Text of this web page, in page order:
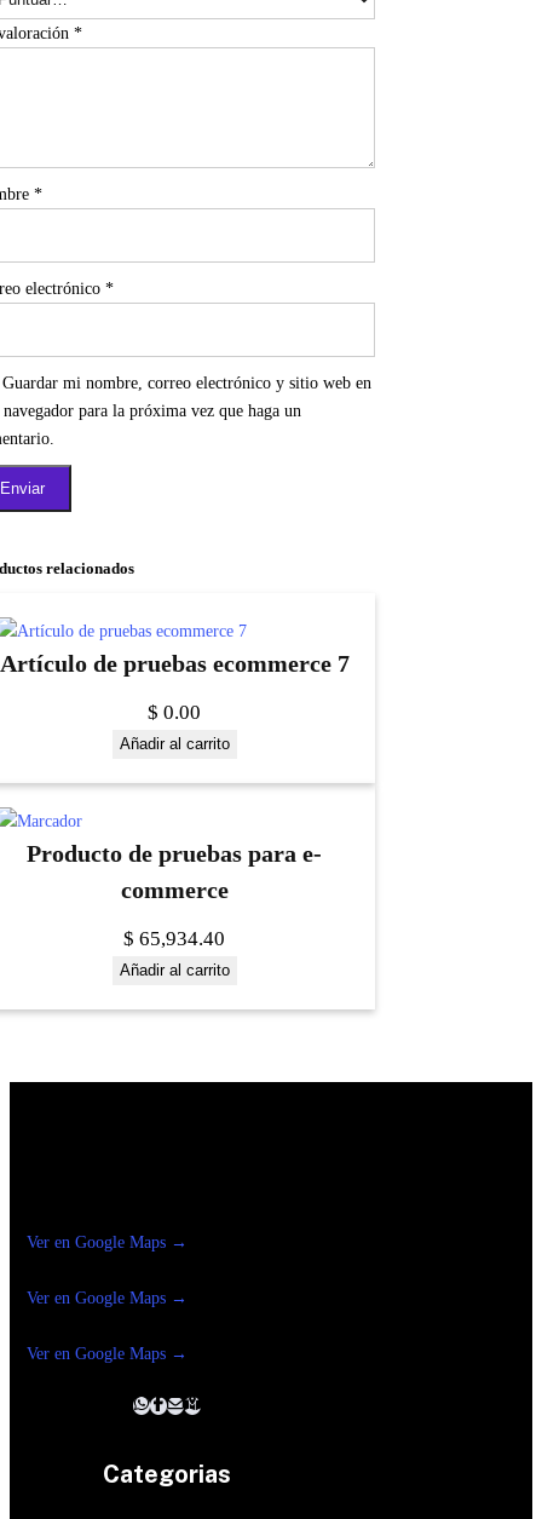
*
*
electrónico *
Guardar mi nombre, correo electrónico y sitio web en
navegador para la próxima vez que haga un
relacionados
Artículo de pruebas ecommerce 7
$ 0.00
Añadir al carrito
Producto de pruebas para e-
commerce
$ 65,934.40
Añadir al carrito
Ver en Google Maps →
Ver en Google Maps →
Ver en Google Maps →
Categorias